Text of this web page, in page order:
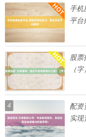
手机
平台
股票投资 分秒盈利，
（字）
4
配资
实现